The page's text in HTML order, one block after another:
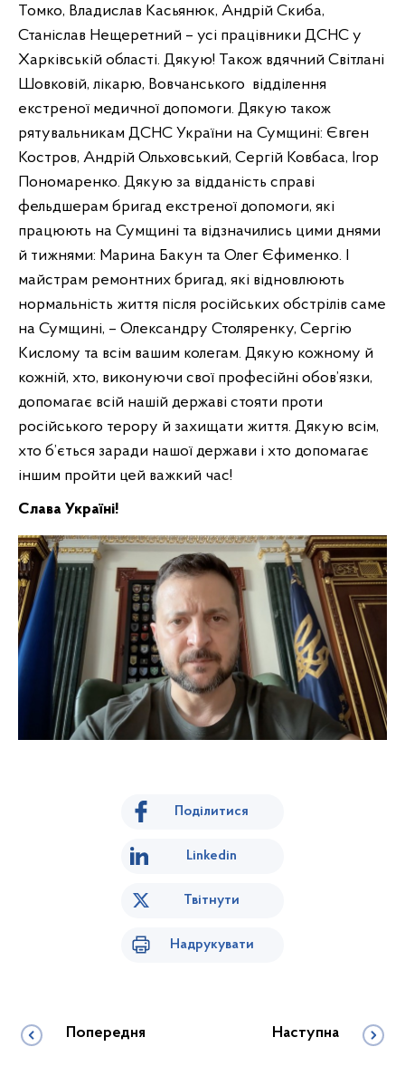
Томко, Владислав Касьянюк, Андрій Скиба,
Станіслав Нещеретний – усі працівники ДСНС у
Харківській області. Дякую! Також вдячний Світлані
Шовковій, лікарю, Вовчанського відділення
екстреної медичної допомоги. Дякую також
рятувальникам ДСНС України на Сумщині: Євген
Костров, Андрій Ольховський, Сергій Ковбаса, Ігор
Пономаренко. Дякую за відданість справі
фельдшерам бригад екстреної допомоги, які
працюють на Сумщині та відзначились цими днями
й тижнями: Марина Бакун та Олег Єфименко. І
майстрам ремонтних бригад, які відновлюють
нормальність життя після російських обстрілів саме
на Сумщині, – Олександру Столяренку, Сергію
Кислому та всім вашим колегам. Дякую кожному й
кожній, хто, виконуючи свої професійні обов’язки,
допомагає всій нашій державі стояти проти
російського терору й захищати життя. Дякую всім,
хто б’ється заради нашої держави і хто допомагає
іншим пройти цей важкий час!
Слава Україні!
Поділитися
Linkedin
Твітнути
Надрукувати
Попередня Наступна